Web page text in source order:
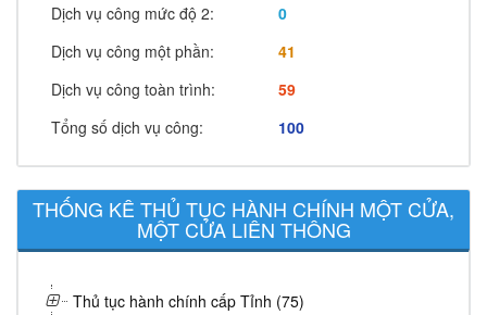
Dịch vụ công mức độ 2:
0
Dịch vụ công một phần:
41
Dịch vụ công toàn trình:
59
Tổng số dịch vụ công:
100
THỐNG KÊ THỦ TỤC HÀNH CHÍNH MỘT CỬA,
MỘT CỬA LIÊN THÔNG
Thủ tục hành chính cấp Tỉnh (75)